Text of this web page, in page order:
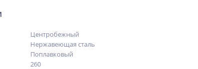
Центробежный
Нержавеющая сталь
Поплавковый
260